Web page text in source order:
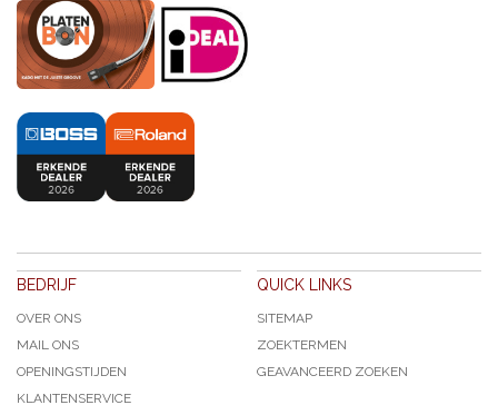
BEDRIJF
OVER ONS
MAIL ONS
OPENINGSTIJDEN
KLANTENSERVICE
QUICK LINKS
SITEMAP
ZOEKTERMEN
GEAVANCEERD ZOEKEN